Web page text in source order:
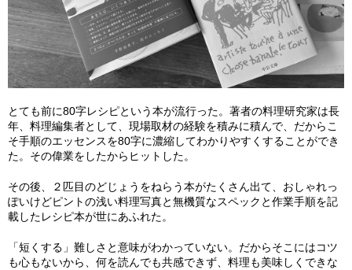
とても前に80字レシピという本が流行った。著者の料理研究家は長
年、料理編集者として、現場取材の経験を積みに積んで、だからこ
そ手順のエッセンスを80字に濃縮してわかりやすくすることができ
た。その偉業をしたからヒットした。
その後、２匹目のどじょうをねらう本がたくさん出て、おしゃれっ
ぽいけどピントの浅い料理写真と無機質なスペックと作業手順を記
載したレシピ本が世にあふれた。
「短くする」難しさと意味がわかっていない。だからそこにはコツ
も心もないから、何を読んでも共感できず、料理も美味しくできな